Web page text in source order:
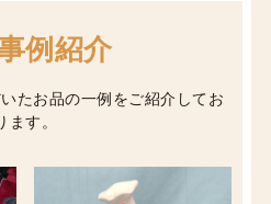
例紹介
たお品の一例をご紹介してお
ます。